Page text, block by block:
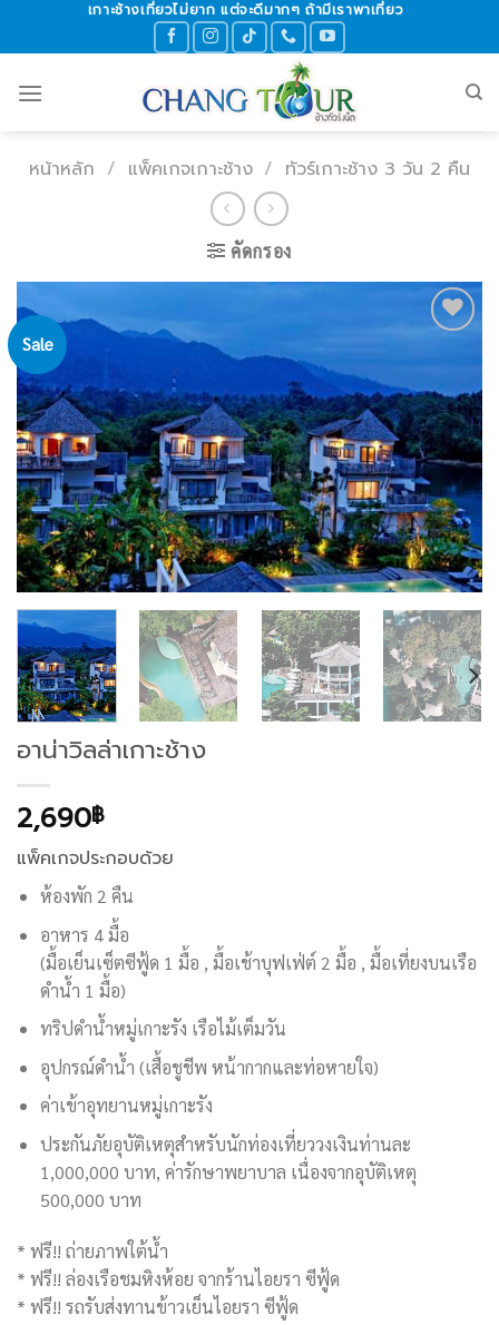
เกาะช้างเที่ยวไม่ยาก แต่จะดีมากๆ ถ้ามีเราพาเที่ยว
หน้าหลัก / แพ็คเกจเกาะช้าง / ทัวร์เกาะช้าง 3 วัน 2 คืน
คัดกรอง
Sale
Add to
wishlist
อาน่าวิลล่าเกาะช้าง
2,690฿
แพ็คเกจประกอบด้วย
ห้องพัก 2 คืน
อาหาร 4 มื้อ
(มื้อเย็นเซ็ตซีฟู้ด 1 มื้อ , มื้อเช้าบุฟเฟ่ต์ 2 มื้อ , มื้อเที่ยงบนเรือ
ดำน้ำ 1 มื้อ)
ทริปดำน้ำหมู่เกาะรัง เรือไม้เต็มวัน
อุปกรณ์ดำน้ำ (เสื้อชูชีพ หน้ากากและท่อหายใจ)
ค่าเข้าอุทยานหมู่เกาะรัง
ประกันภัยอุบัติเหตุสำหรับนักท่องเที่ยววงเงินท่านละ
1,000,000 บาท, ค่ารักษาพยาบาล เนื่องจากอุบัติเหตุ
500,000 บาท
* ฟรี!! ถ่ายภาพใต้น้ำ
* ฟรี!! ล่องเรือชมหิงห้อย จากร้านไอยรา ซีฟู้ด
* ฟรี!! รถรับส่งทานข้าวเย็นไอยรา ซีฟู้ด